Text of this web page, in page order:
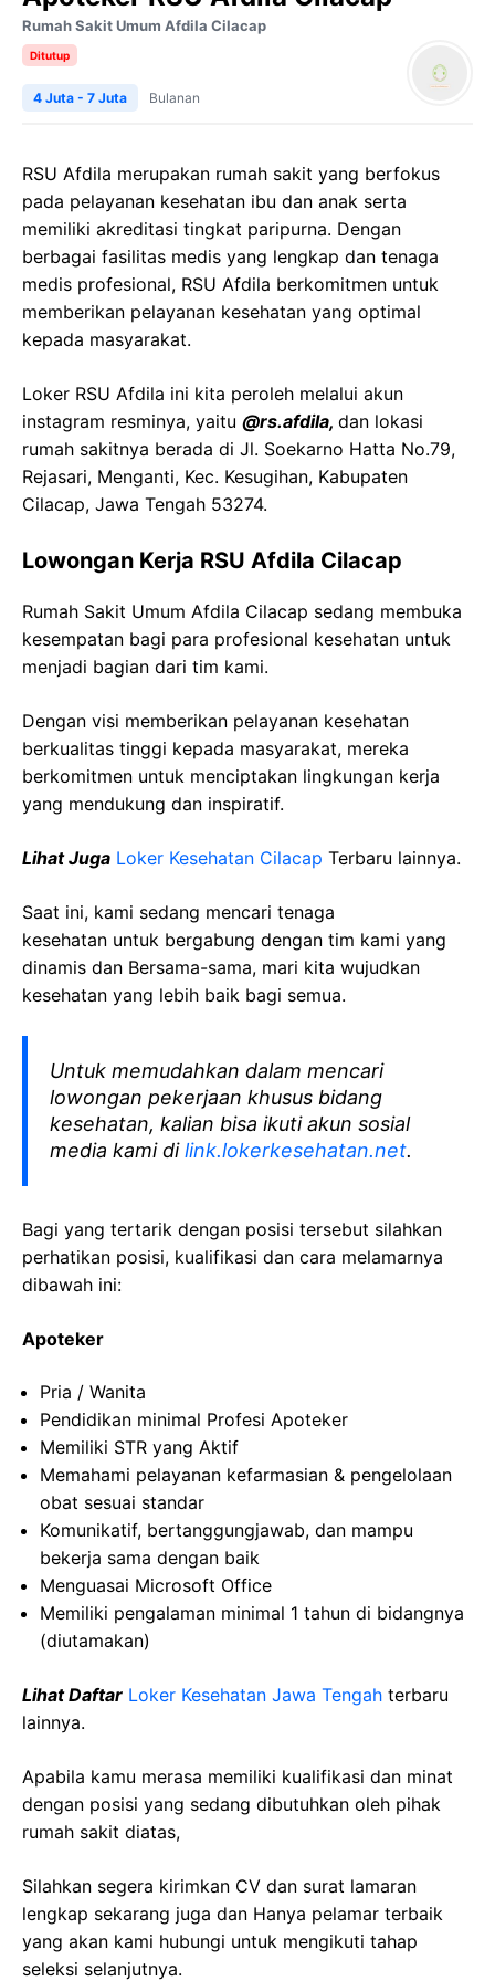
Rumah Sakit Umum Afdila Cilacap
Ditutup
4 Juta - 7 Juta Bulanan
RSU Afdila merupakan rumah sakit yang berfokus
pada pelayanan kesehatan ibu dan anak serta
memiliki akreditasi tingkat paripurna. Dengan
berbagai fasilitas medis yang lengkap dan tenaga
medis profesional, RSU Afdila berkomitmen untuk
memberikan pelayanan kesehatan yang optimal
kepada masyarakat.
Loker RSU Afdila ini kita peroleh melalui akun
instagram resminya, yaitu @rs.afdila, dan lokasi
rumah sakitnya berada di Jl. Soekarno Hatta No.79,
Rejasari, Menganti, Kec. Kesugihan, Kabupaten
Cilacap, Jawa Tengah 53274.
Lowongan Kerja RSU Afdila Cilacap
Rumah Sakit Umum Afdila Cilacap sedang membuka
kesempatan bagi para profesional kesehatan untuk
menjadi bagian dari tim kami.
Dengan visi memberikan pelayanan kesehatan
berkualitas tinggi kepada masyarakat, mereka
berkomitmen untuk menciptakan lingkungan kerja
yang mendukung dan inspiratif.
Lihat Juga Loker Kesehatan Cilacap Terbaru lainnya.
Saat ini, kami sedang mencari tenaga
kesehatan untuk bergabung dengan tim kami yang
dinamis dan Bersama-sama, mari kita wujudkan
kesehatan yang lebih baik bagi semua.
Untuk memudahkan dalam mencari
lowongan pekerjaan khusus bidang
kesehatan, kalian bisa ikuti akun sosial
media kami dilink.lokerkesehatan.net.
Bagi yang tertarik dengan posisi tersebut silahkan
perhatikan posisi, kualifikasi dan cara melamarnya
dibawah ini:
Apoteker
Pria / Wanita
Pendidikan minimal Profesi Apoteker
Memiliki STR yang Aktif
Memahami pelayanan kefarmasian & pengelolaan
obat sesuai standar
Komunikatif, bertanggungjawab, dan mampu
bekerja sama dengan baik
Menguasai Microsoft Office
Memiliki pengalaman minimal 1 tahun di bidangnya
(diutamakan)
Lihat Daftar Loker Kesehatan Jawa Tengah terbaru
lainnya.
Apabila kamu merasa memiliki kualifikasi dan minat
dengan posisi yang sedang dibutuhkan oleh pihak
rumah sakit diatas,
Silahkan segera kirimkan CV dan surat lamaran
lengkap sekarang juga dan Hanya pelamar terbaik
yang akan kami hubungi untuk mengikuti tahap
seleksi selanjutnya.